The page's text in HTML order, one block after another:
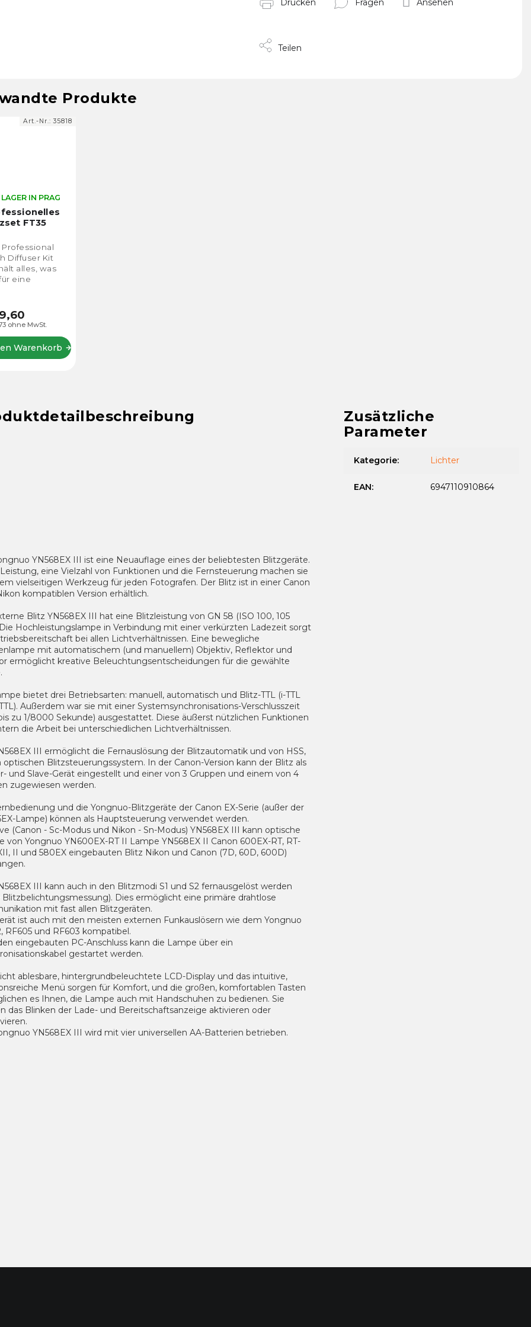
Teilen
Produkte
FT35
IN PRAG
ohne MwSt.
Warenkorb
Professional
Diffuser Kit
alles, was
eine
- einen
für eine
ein
für die
Art.-Nr.:35818
YN568EX III ist eine Neuauflage eines der beliebtesten Blitzgeräte.
eine Vielzahl von Funktionen und die Fernsteuerung machen sie
vielseitigen Werkzeug für jeden Fotografen. Der Blitz ist in einer Canon
kompatiblen Version erhältlich.
Blitz YN568EX III hat eine Blitzleistung von GN 58 (ISO 100, 105
Hochleistungslampe in Verbindung mit einer verkürzten Ladezeit sorgt
bei allen Lichtverhältnissen. Eine bewegliche
mit automatischem (und manuellem) Objektiv, Reflektor und
ermöglicht kreative Beleuchtungsentscheidungen für die gewählte
bietet drei Betriebsarten: manuell, automatisch und Blitz-TTL (i-TTL
Außerdem war sie mit einer Systemsynchronisations-Verschlusszeit
zu 1/8000 Sekunde) ausgestattet. Diese äußerst nützlichen Funktionen
die Arbeit bei unterschiedlichen Lichtverhältnissen.
III ermöglicht die Fernauslösung der Blitzautomatik und von HSS,
optischen Blitzsteuerungssystem. In der Canon-Version kann der Blitz als
und Slave-Gerät eingestellt und einer von 3 Gruppen und einem von 4
zugewiesen werden.
und die Yongnuo-Blitzgeräte der Canon EX-Serie (außer der
Lampe) können als Hauptsteuerung verwendet werden.
(Canon - Sc-Modus und Nikon - Sn-Modus) YN568EX III kann optische
von Yongnuo YN600EX-RT II Lampe YN568EX II Canon 600EX-RT, RT-
II und 580EX eingebauten Blitz Nikon und Canon (7D, 60D, 600D)
III kann auch in den Blitzmodi S1 und S2 fernausgelöst werden
Blitzbelichtungsmessung). Dies ermöglicht eine primäre drahtlose
mit fast allen Blitzgeräten.
ist auch mit den meisten externen Funkauslösern wie dem Yongnuo
RF605 und RF603 kompatibel.
eingebauten PC-Anschluss kann die Lampe über ein
gestartet werden.
ablesbare, hintergrundbeleuchtete LCD-Display und das intuitive,
Menü sorgen für Komfort, und die großen, komfortablen Tasten
es Ihnen, die Lampe auch mit Handschuhen zu bedienen. Sie
das Blinken der Lade- und Bereitschaftsanzeige aktivieren oder
YN568EX III wird mit vier universellen AA-Batterien betrieben.
Zusätzliche
Parameter
Kategorie: Lichter
EAN: 6947110910864